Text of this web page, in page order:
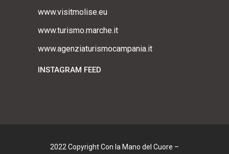
www.visitmolise.eu
www.turismo.marche.it
www.agenziaturismocampania.it
INSTAGRAM FEED
2022 Copyright Con la Mano del Cuore –